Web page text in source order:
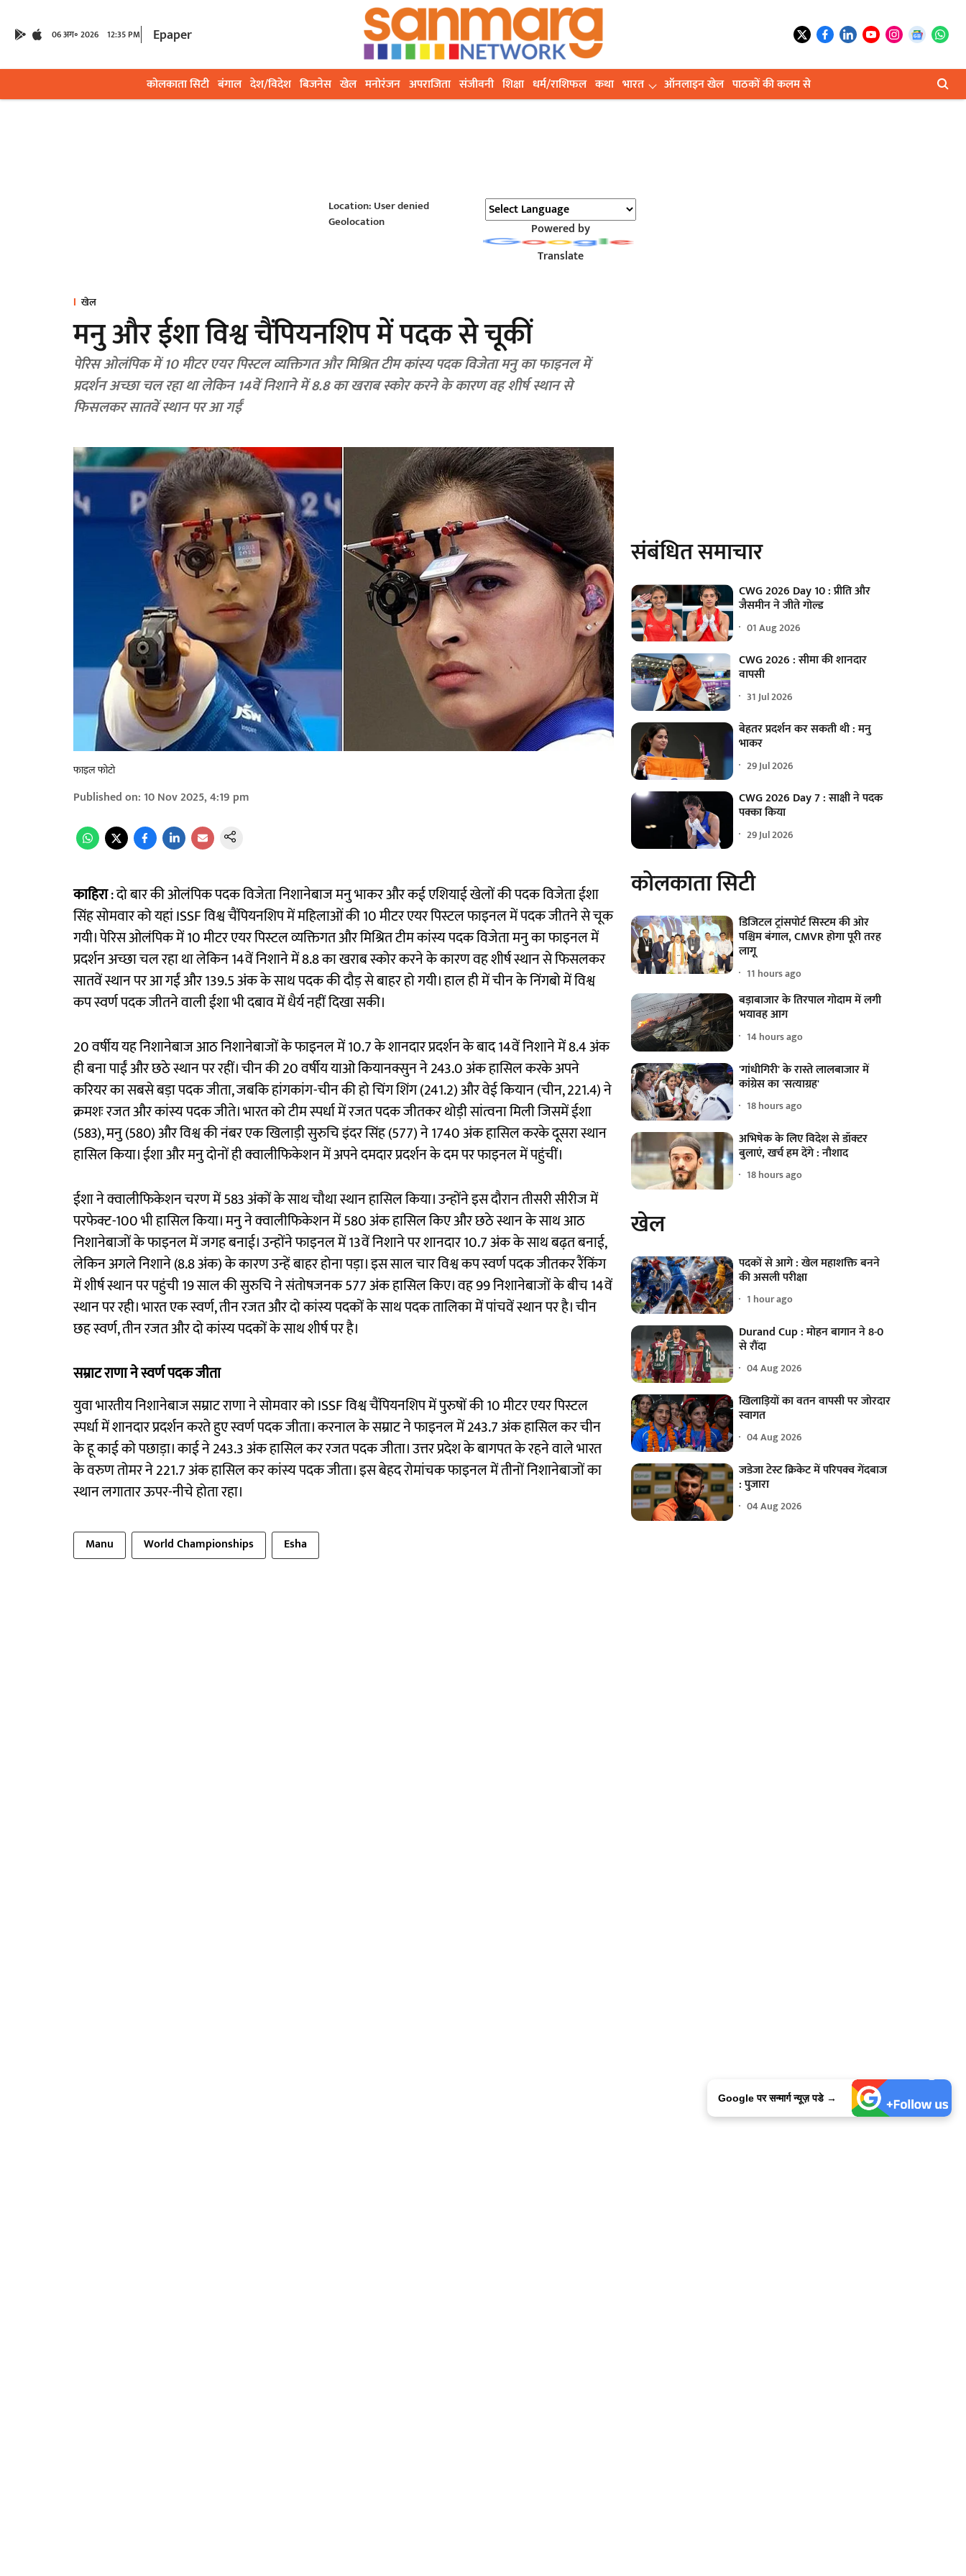
06 अग॰ 2026 12:35 PM Epaper
कोलकाता सिटी बंगाल देश/विदेश बिजनेस खेल मनोरंजन अपराजिता संजीवनी शिक्षा धर्म/राशिफल कथा भारत ऑनलाइन खेल पाठकों की कलम से
Location: User denied
Geolocation
Powered by
Translate
खेल
मनु और ईशा विश्व चैंपियनशिप में पदक से चूकीं
पेरिस ओलंपिक में 10 मीटर एयर पिस्टल व्यक्तिगत और मिश्रित टीम कांस्य पदक विजेता मनु का फाइनल में
प्रदर्शन अच्छा चल रहा था लेकिन 14वें निशाने में 8.8 का खराब स्कोर करने के कारण वह शीर्ष स्थान से
फिसलकर सातवें स्थान पर आ गईं
फाइल फोटो
Published on: 10 Nov 2025, 4:19 pm
काहिरा: दो बार की ओलंपिक पदक विजेता निशानेबाज मनु भाकर और कई एशियाई खेलों की पदक विजेता ईशा
सिंह सोमवार को यहां ISSF विश्व चैंपियनशिप में महिलाओं की 10 मीटर एयर पिस्टल फाइनल में पदक जीतने से चूक
गयी। पेरिस ओलंपिक में 10 मीटर एयर पिस्टल व्यक्तिगत और मिश्रित टीम कांस्य पदक विजेता मनु का फाइनल में
प्रदर्शन अच्छा चल रहा था लेकिन 14वें निशाने में 8.8 का खराब स्कोर करने के कारण वह शीर्ष स्थान से फिसलकर
सातवें स्थान पर आ गईं और 139.5 अंक के साथ पदक की दौड़ से बाहर हो गयी। हाल ही में चीन के निंगबो में विश्व
कप स्वर्ण पदक जीतने वाली ईशा भी दबाव में धैर्य नहीं दिखा सकी।
20 वर्षीय यह निशानेबाज आठ निशानेबाजों के फाइनल में 10.7 के शानदार प्रदर्शन के बाद 14वें निशाने में 8.4 अंक
ही बना पाईं और छठे स्थान पर रहीं। चीन की 20 वर्षीय याओ कियानक्सुन ने 243.0 अंक हासिल करके अपने
करियर का सबसे बड़ा पदक जीता, जबकि हांगकांग-चीन की हो चिंग शिंग (241.2) और वेई कियान (चीन, 221.4) ने
क्रमशः रजत और कांस्य पदक जीते। भारत को टीम स्पर्धा में रजत पदक जीतकर थोड़ी सांत्वना मिली जिसमें ईशा
(583), मनु (580) और विश्व की नंबर एक खिलाड़ी सुरुचि इंदर सिंह (577) ने 1740 अंक हासिल करके दूसरा स्थान
हासिल किया। ईशा और मनु दोनों ही क्वालीफिकेशन में अपने दमदार प्रदर्शन के दम पर फाइनल में पहुंचीं।
ईशा ने क्वालीफिकेशन चरण में 583 अंकों के साथ चौथा स्थान हासिल किया। उन्होंने इस दौरान तीसरी सीरीज में
परफेक्ट-100 भी हासिल किया। मनु ने क्वालीफिकेशन में 580 अंक हासिल किए और छठे स्थान के साथ आठ
निशानेबाजों के फाइनल में जगह बनाई। उन्होंने फाइनल में 13वें निशाने पर शानदार 10.7 अंक के साथ बढ़त बनाई,
लेकिन अगले निशाने (8.8 अंक) के कारण उन्हें बाहर होना पड़ा। इस साल चार विश्व कप स्वर्ण पदक जीतकर रैंकिंग
में शीर्ष स्थान पर पहुंची 19 साल की सुरुचि ने संतोषजनक 577 अंक हासिल किए। वह 99 निशानेबाजों के बीच 14वें
स्थान पर रही। भारत एक स्वर्ण, तीन रजत और दो कांस्य पदकों के साथ पदक तालिका में पांचवें स्थान पर है। चीन
छह स्वर्ण, तीन रजत और दो कांस्य पदकों के साथ शीर्ष पर है।
सम्राट राणा ने स्वर्ण पदक जीता
युवा भारतीय निशानेबाज सम्राट राणा ने सोमवार को ISSF विश्व चैंपियनशिप में पुरुषों की 10 मीटर एयर पिस्टल
स्पर्धा में शानदार प्रदर्शन करते हुए स्वर्ण पदक जीता। करनाल के सम्राट ने फाइनल में 243.7 अंक हासिल कर चीन
के हू काई को पछाड़ा। काई ने 243.3 अंक हासिल कर रजत पदक जीता। उत्तर प्रदेश के बागपत के रहने वाले भारत
के वरुण तोमर ने 221.7 अंक हासिल कर कांस्य पदक जीता। इस बेहद रोमांचक फाइनल में तीनों निशानेबाजों का
स्थान लगातार ऊपर-नीचे होता रहा।
Manu World Championships Esha
संबंधित समाचार
CWG 2026 Day 10 : प्रीति और
जैसमीन ने जीते गोल्ड
01 Aug 2026
CWG 2026 : सीमा की शानदार
वापसी
31 Jul 2026
बेहतर प्रदर्शन कर सकती थी : मनु
भाकर
29 Jul 2026
CWG 2026 Day 7 : साक्षी ने पदक
पक्का किया
29 Jul 2026
कोलकाता सिटी
डिजिटल ट्रांसपोर्ट सिस्टम की ओर
पश्चिम बंगाल, CMVR होगा पूरी तरह
लागू
11 hours ago
बड़ाबाजार के तिरपाल गोदाम में लगी
भयावह आग
14 hours ago
'गांधीगिरी' के रास्ते लालबाजार में
कांग्रेस का 'सत्याग्रह'
18 hours ago
अभिषेक के लिए विदेश से डॉक्टर
बुलाएं, खर्च हम देंगे : नौशाद
18 hours ago
खेल
पदकों से आगे : खेल महाशक्ति बनने
की असली परीक्षा
1 hour ago
Durand Cup : मोहन बागान ने 8-0
से रौंदा
04 Aug 2026
खिलाड़ियों का वतन वापसी पर जोरदार
स्वागत
04 Aug 2026
जडेजा टेस्ट क्रिकेट में परिपक्व गेंदबाज
: पुजारा
04 Aug 2026
Google पर सन्मार्ग न्यूज़ पडे →